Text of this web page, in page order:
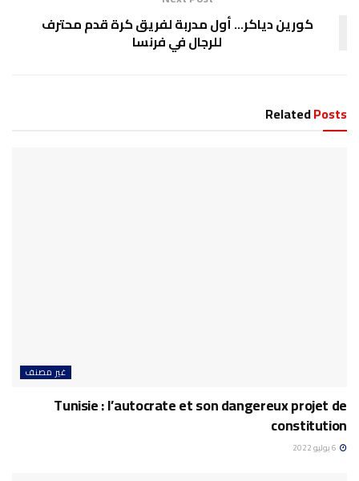
كورين دياكر… أول مدربة لفريق كرة قدم محترف
للرجال في فرنسا
RelatedPosts
غير مصنف
Tunisie : l’autocrate et son dangereux projet de
constitution